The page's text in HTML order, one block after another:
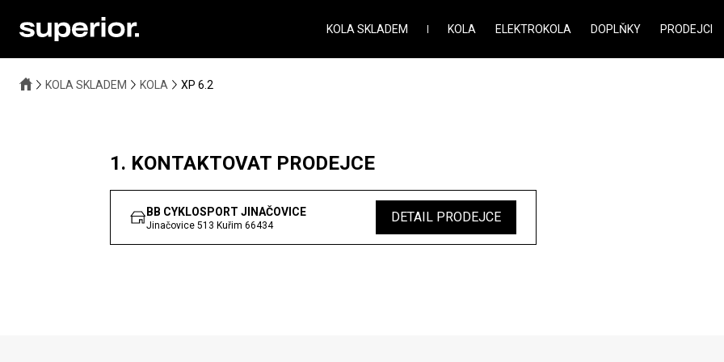
KOLA SKLADEM KOLA ELEKTROKOLA DOPLŇKY PRODEJCI
KOLA SKLADEM KOLA XP 6.2
1. KONTAKTOVAT PRODEJCE
BB CYKLOSPORT JINAČOVICE
Jinačovice 513 Kuřim 66434
DETAIL PRODEJCE